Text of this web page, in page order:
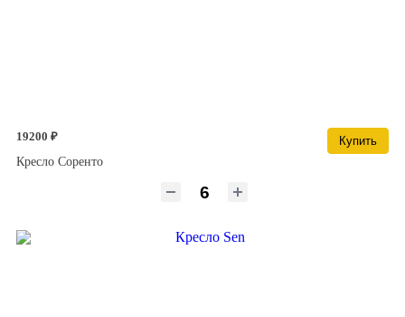
19200 ₽
Купить
Кресло Соренто